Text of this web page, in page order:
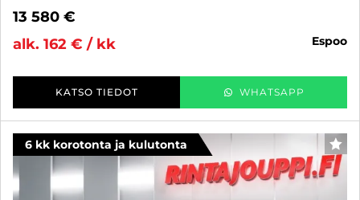
13 580 €
alk. 162 € / kk
espoo
KATSO TIEDOT WHATSAPP
6 kk korotonta ja kulutonta